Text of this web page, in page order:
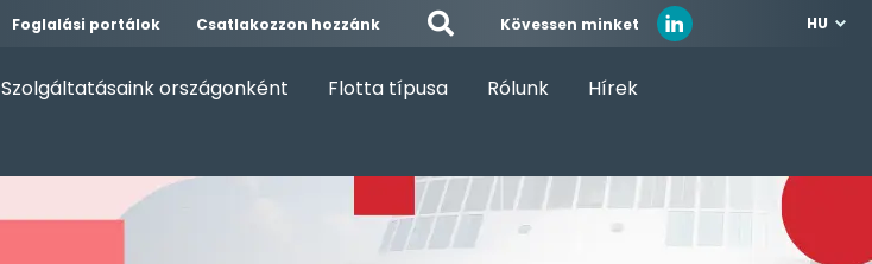
Foglalási portálok Csatlakozzon hozzánk Kövessen minket HU
Szolgáltatásaink országonként Flotta típusa Rólunk
Hírek